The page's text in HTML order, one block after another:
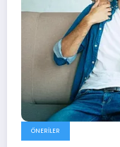
ÖNERILER